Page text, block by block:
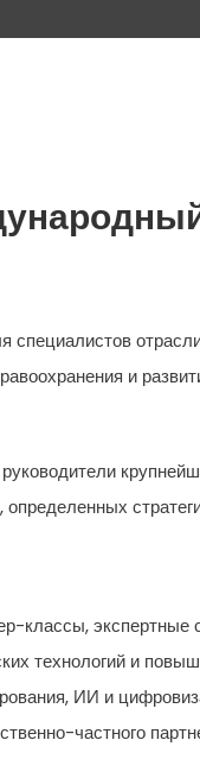
и
классы, экспертные
технологий и
ИИ и
частного